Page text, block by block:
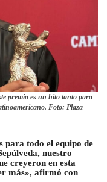
premio es un hito tanto para
Foto: Plaza
para todo el equipo de
nuestro
creyeron en esta
más», afirmó con